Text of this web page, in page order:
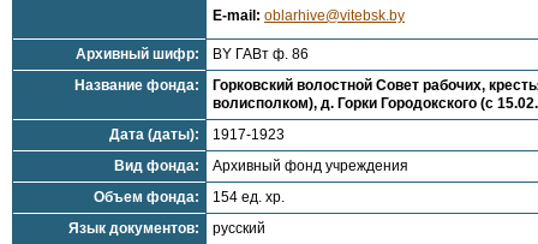
E-mail: oblarhive@vitebsk.by
Архивный шифр:
BY ГАВт ф. 86
Название фонда:
Горковский волостной Совет рабочих,
волисполком), д. Горки Городокского (с
Дата (даты):
1917-1923
Вид фонда:
Архивный фонд учреждения
Объем фонда:
154 ед. хр.
Язык документов:
русский